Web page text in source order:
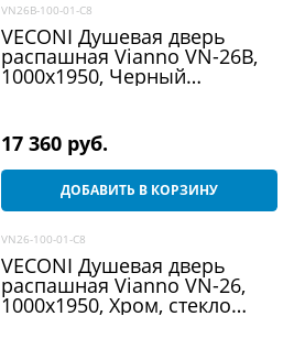
VN26B-100-01-C8
VECONI Душевая дверь
распашная Vianno VN-26B,
1000x1950, Черный
17 360 руб.
ДОБАВИТЬ В КОРЗИНУ
VN26-100-01-C8
VECONI Душевая дверь
распашная Vianno VN-26,
1000x1950, Хром, стекло